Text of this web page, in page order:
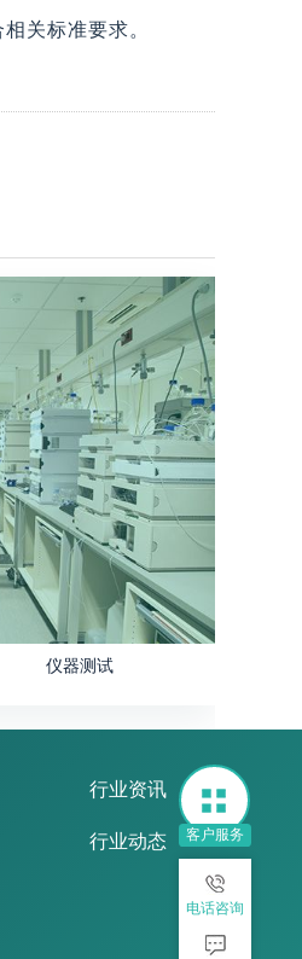
关标准要求。
仪器测试
行业资讯
行业动态 客户服务
电话咨询